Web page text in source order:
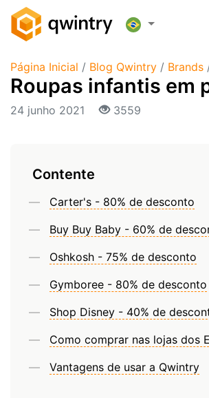
Página Inicial / Blog Qwintry / Brands
Roupas infantis em
24 junho 2021 3559
Contente
Carter's - 80% de desconto
Buy Buy Baby - 60% de
Oshkosh - 75% de desconto
Gymboree - 80% de desconto
Shop Disney - 40% de
Como comprar nas lojas dos
Vantagens de usar a Qwintry